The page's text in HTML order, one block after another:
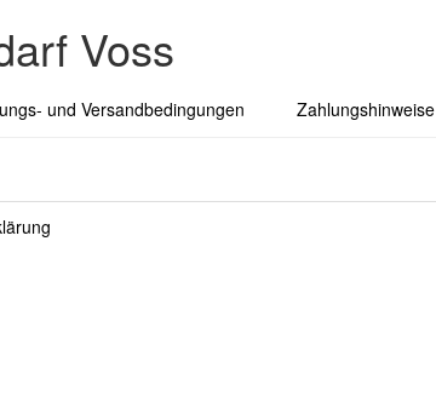
Voss
und Versandbedingungen Zahlungshinweise